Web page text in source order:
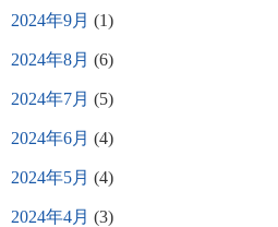
2024年9月 (1)
2024年8月 (6)
2024年7月 (5)
2024年6月 (4)
2024年5月 (4)
2024年4月 (3)